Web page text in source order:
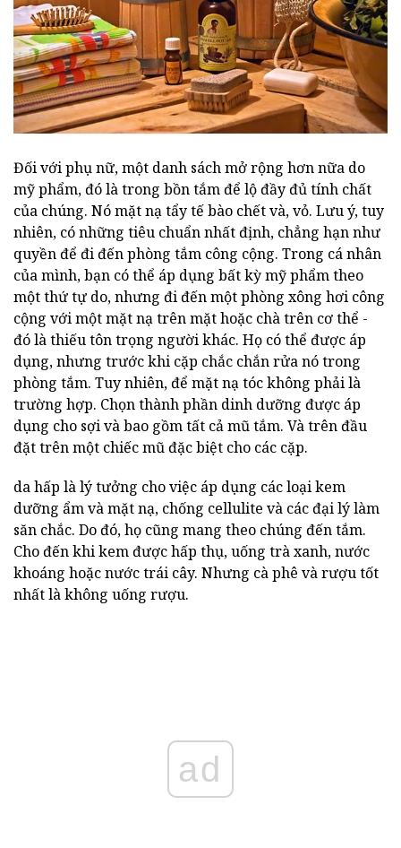
Đối với phụ nữ, một danh sách mở rộng hơn nữa do
mỹ phẩm, đó là trong bồn tắm để lộ đầy đủ tính chất
của chúng. Nó mặt nạ tẩy tế bào chết và, vỏ. Lưu ý, tuy
nhiên, có những tiêu chuẩn nhất định, chẳng hạn như
quyền để đi đến phòng tắm công cộng. Trong cá nhân
của mình, bạn có thể áp dụng bất kỳ mỹ phẩm theo
một thứ tự do, nhưng đi đến một phòng xông hơi công
cộng với một mặt nạ trên mặt hoặc chà trên cơ thể -
đó là thiếu tôn trọng người khác. Họ có thể được áp
dụng, nhưng trước khi cặp chắc chắn rửa nó trong
phòng tắm. Tuy nhiên, để mặt nạ tóc không phải là
trường hợp. Chọn thành phần dinh dưỡng được áp
dụng cho sợi và bao gồm tất cả mũ tắm. Và trên đầu
đặt trên một chiếc mũ đặc biệt cho các cặp.
da hấp là lý tưởng cho việc áp dụng các loại kem
dưỡng ẩm và mặt nạ, chống cellulite và các đại lý làm
săn chắc. Do đó, họ cũng mang theo chúng đến tắm.
Cho đến khi kem được hấp thụ, uống trà xanh, nước
khoáng hoặc nước trái cây. Nhưng cà phê và rượu tốt
nhất là không uống rượu.
ad